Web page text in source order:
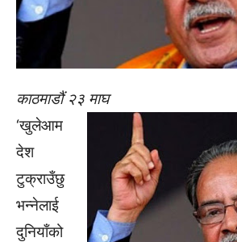
काठमाडौं २३ माघ
‘खुलेआम
देश
टुक्राउँछु
भन्नेलाई
दुनियाँको